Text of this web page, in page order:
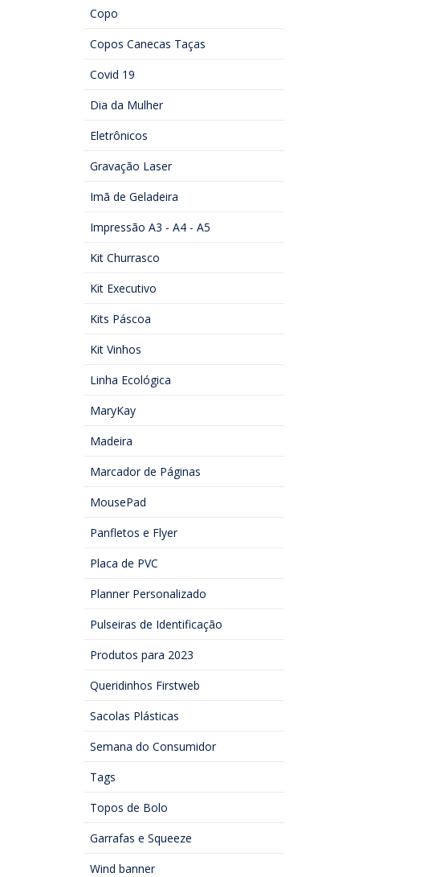
Copo
Copos Canecas Taças
Covid 19
Dia da Mulher
Eletrônicos
Gravação Laser
Imã de Geladeira
Impressão A3 - A4 - A5
Kit Churrasco
Kit Executivo
Kits Páscoa
Kit Vinhos
Linha Ecológica
MaryKay
Madeira
Marcador de Páginas
MousePad
Panfletos e Flyer
Placa de PVC
Planner Personalizado
Pulseiras de Identificação
Produtos para 2023
Queridinhos Firstweb
Sacolas Plásticas
Semana do Consumidor
Tags
Topos de Bolo
Garrafas e Squeeze
Wind banner